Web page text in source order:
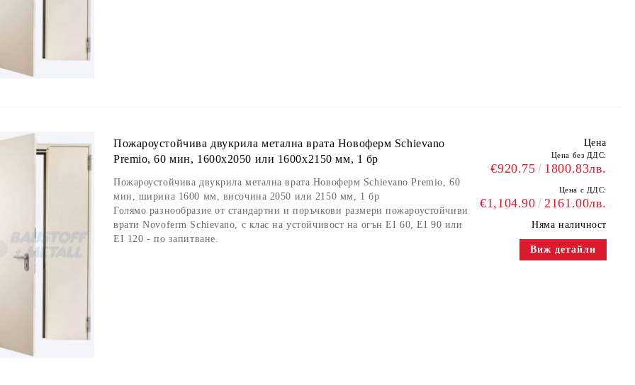
Пожароустойчива двукрила метална врата Новоферм Schievano
Premio, 60 мин, 1600х2050 или 1600х2150 мм, 1 бр
Пожароустойчива двукрила метална врата Новоферм Schievano Premio, 60
мин, ширина 1600 мм, височина 2050 или 2150 мм, 1 бр
Голямо разнообразие от стандартни и поръчкови размери пожароустойчиви
врати Novoferm Schievano, с клас на устойчивост на огън EI 60, EI 90 или
EI 120 - по запитване.
Цена
Цена без ДДС:
€920.75 1800.83лв.
Цена с ДДС:
€1,104.90 2161.00лв.
Няма наличност
Виж детайли